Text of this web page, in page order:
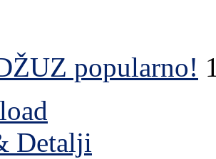
popularno!
Detalji